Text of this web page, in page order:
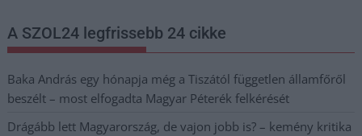
A SZOL24 legfrissebb 24 cikke
Baka András egy hónapja még a Tiszától független államfőről
beszélt – most elfogadta Magyar Péterék felkérését
Drágább lett Magyarország, de vajon jobb is? – kemény kritika